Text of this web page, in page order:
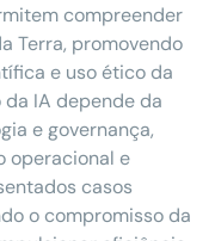
compreender
Terra, promovendo
e uso ético da
IA depende da
e governança,
operacional e
casos
o compromisso da